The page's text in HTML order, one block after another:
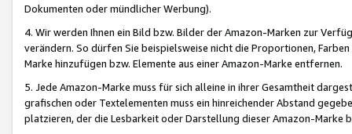
Dokumenten oder mündlicher Werbung).
4. Wir werden Ihnen ein Bild bzw. Bilder der Amazon-Marken zur
verändern. So dürfen Sie beispielsweise nicht die Proportionen,
Marke hinzufügen bzw. Elemente aus einer Amazon-Marke entfernen.
5. Jede Amazon-Marke muss für sich alleine in ihrer Gesamtheit
grafischen oder Textelementen muss ein hinreichender Abstand
platzieren, der die Lesbarkeit oder Darstellung dieser Amazon-Marke